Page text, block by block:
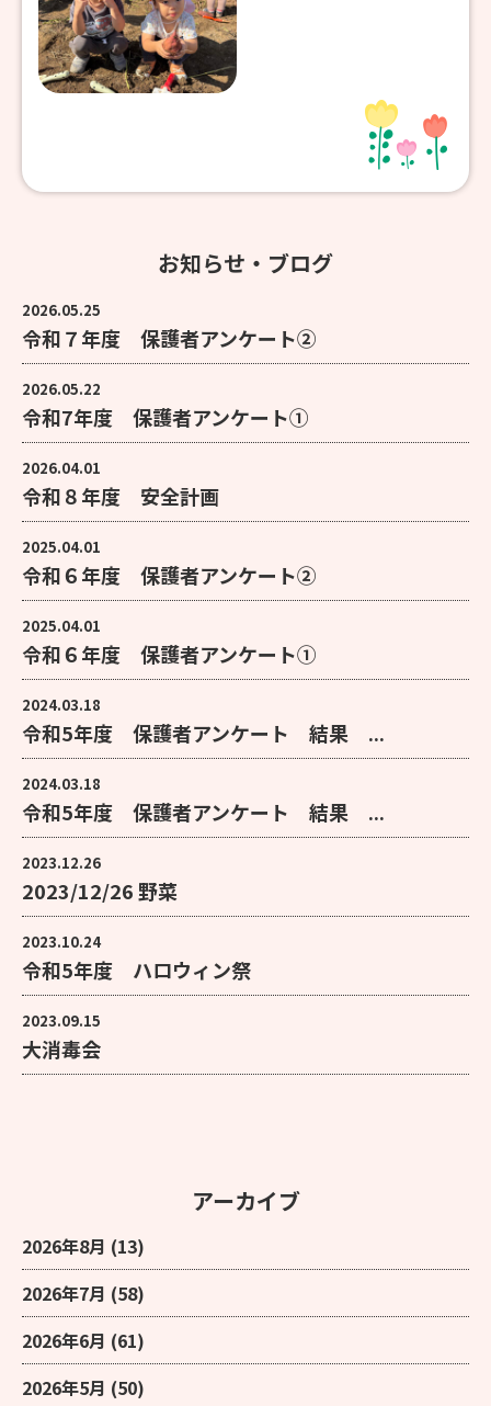
お知らせ・ブログ
2026.05.25
令和７年度 保護者アンケート②
2026.05.22
令和7年度 保護者アンケート①
2026.04.01
令和８年度 安全計画
2025.04.01
令和６年度 保護者アンケート②
2025.04.01
令和６年度 保護者アンケート①
2024.03.18
令和5年度 保護者アンケート 結果 ...
2024.03.18
令和5年度 保護者アンケート 結果 ...
2023.12.26
2023/12/26 野菜
2023.10.24
令和5年度 ハロウィン祭
2023.09.15
大消毒会
アーカイブ
2026年8月 (13)
2026年7月 (58)
2026年6月 (61)
2026年5月 (50)